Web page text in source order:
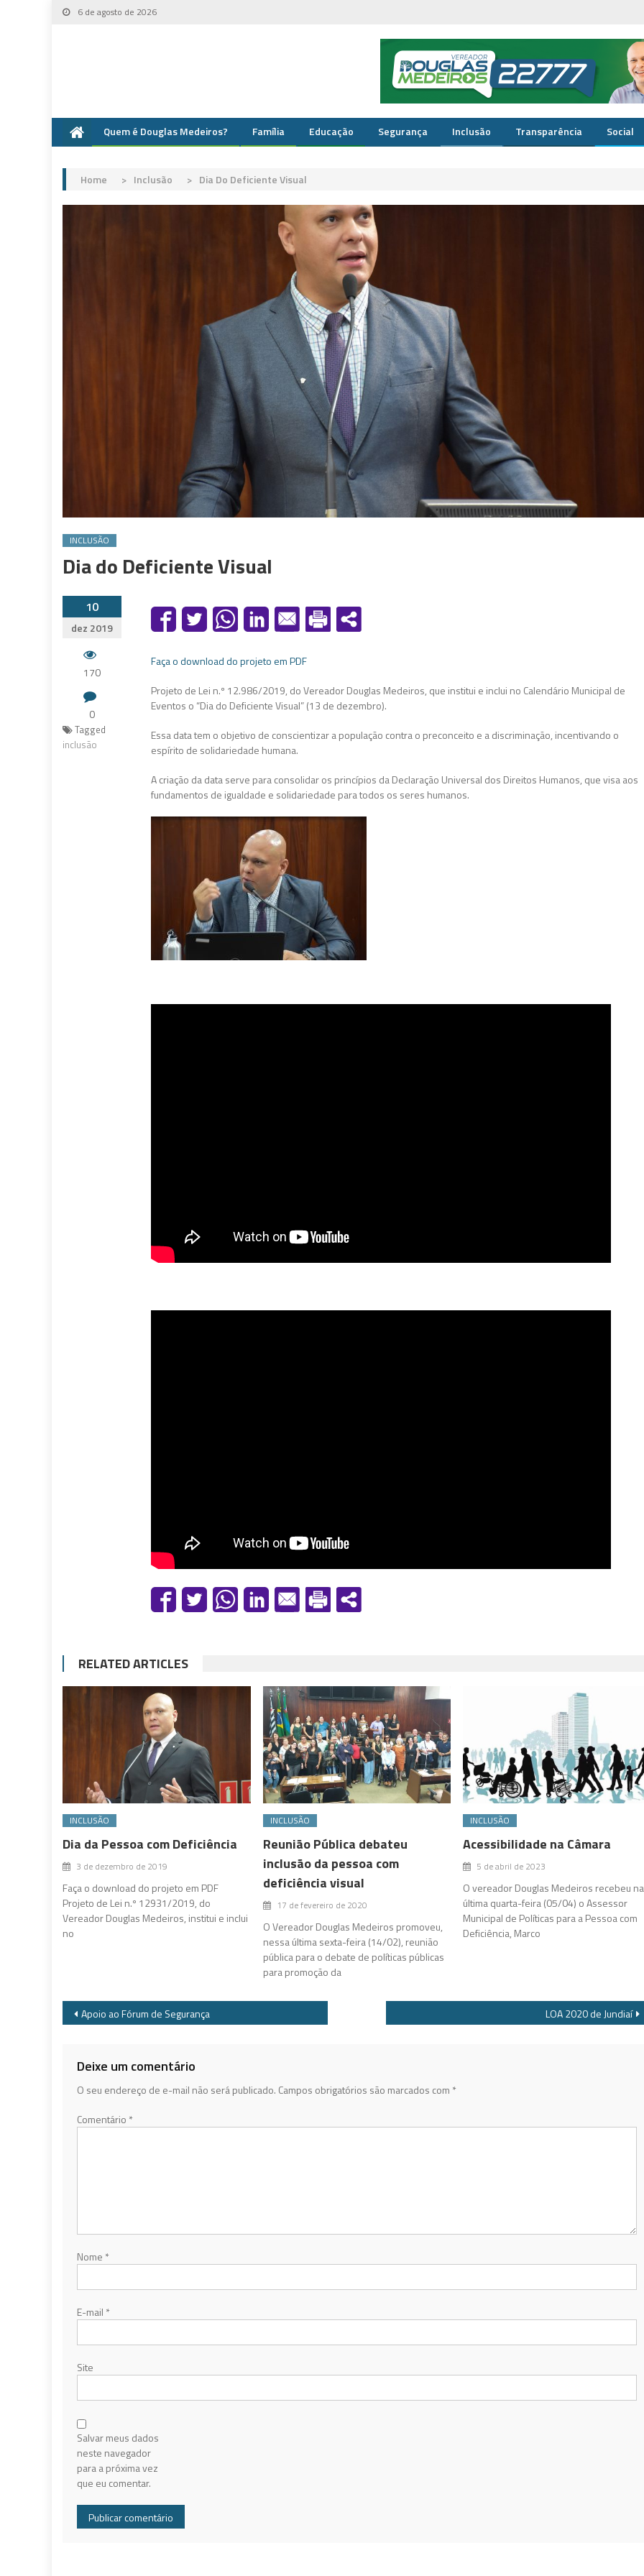
Skip
6 de agosto de 2026
Quem é Douglas Medeiros? Família Educação Segurança Inclusão Transparência Social
Home > Inclusão > Dia Do Deficiente Visual
INCLUSÃO
Dia do Deficiente Visual
10
dez 2019
170
0
Faça o download do projeto em PDF
Projeto de Lei n.º 12.986/2019, do Vereador Douglas Medeiros, que institui e inclui no Calendário Municipal de
Eventos o “Dia do Deficiente Visual” (13 de dezembro).
Essa data tem o objetivo de conscientizar a população contra o preconceito e a discriminação, incentivando o
espírito de solidariedade humana.
A criação da data serve para consolidar os princípios da Declaração Universal dos Direitos Humanos, que visa aos
fundamentos de igualdade e solidariedade para todos os seres humanos.
Tagged
inclusão
RELATED ARTICLES
INCLUSÃO
Dia da Pessoa com Deficiência
3 de dezembro de 2019
Faça o download do projeto em PDF
Projeto de Lei n.º 12931/2019, do
Vereador Douglas Medeiros, institui e inclui
no
INCLUSÃO
Reunião Pública debateu
inclusão da pessoa com
deficiência visual
17 de fevereiro de 2020
O Vereador Douglas Medeiros promoveu,
nessa última sexta-feira (14/02), reunião
pública para o debate de políticas públicas
para promoção da
INCLUSÃO
Acessibilidade na Câmara
5 de abril de 2023
O vereador Douglas Medeiros recebeu na
última quarta-feira (05/04) o Assessor
Municipal de Políticas para a Pessoa com
Deficiência, Marco
Navegação
Post
Apoio ao Fórum de Segurança LOA 2020 de Jundiaí
Deixe um comentário
O seu endereço de e-mail não será publicado. Campos obrigatórios são marcados com *
Comentário *
Nome *
E-mail *
Site
Salvar meus dados
neste navegador
para a próxima vez
que eu comentar.